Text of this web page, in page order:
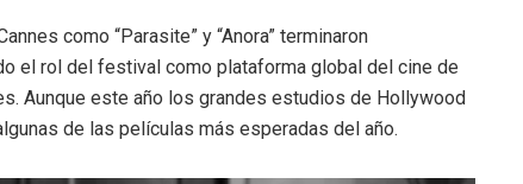
como “Parasite” y “Anora” terminaron
el rol del festival como plataforma global del cine de
Aunque este año los grandes estudios de Hollywood
de las películas más esperadas del año.